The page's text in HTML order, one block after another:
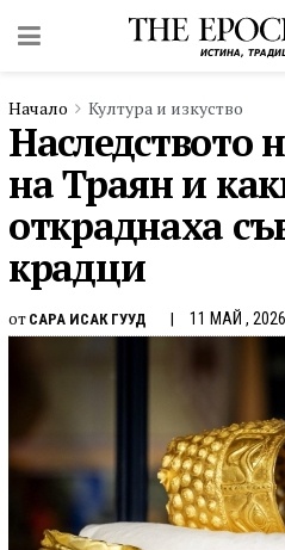
Начало Култура и изкуство
Наследството
на Траян и
откраднаха
крадци
от САРА ИСАК ГУУД 11 МАЙ , 2026